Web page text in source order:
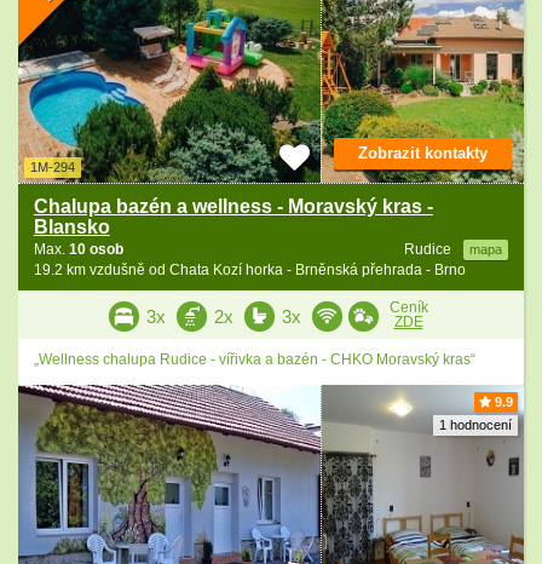
1M-294
Chalupa bazén a wellness - Moravský kras -
Blansko
Rudice mapa
Max. 10 osob
19.2 km vzdušně od Chata Kozí horka - Brněnská přehrada - Brno
Zobrazit kontakty
3x 2x 3x
Ceník
ZDE
„Wellness chalupa Rudice - vířivka a bazén - CHKO Moravský kras“
9.9
1 hodnocení